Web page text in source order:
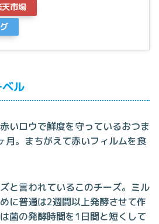
市場
ル
いロウで鮮度を守っているおつま
月。まちがえて赤いフィルムを食
と言われているこのチーズ。ミル
に普通は2週間以上発酵させて作
菌の発酵時間を1日間と短くして